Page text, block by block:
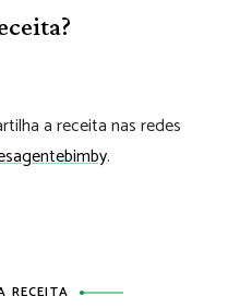
a receita nas redes
.
RECEITA